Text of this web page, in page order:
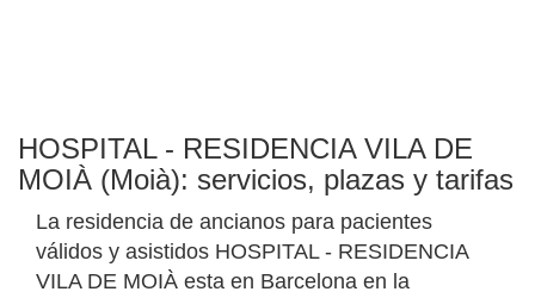
HOSPITAL - RESIDENCIA VILA DE
MOIÀ (Moià): servicios, plazas y tarifas
La residencia de ancianos para pacientes
válidos y asistidos HOSPITAL - RESIDENCIA
VILA DE MOIÀ esta en Barcelona en la